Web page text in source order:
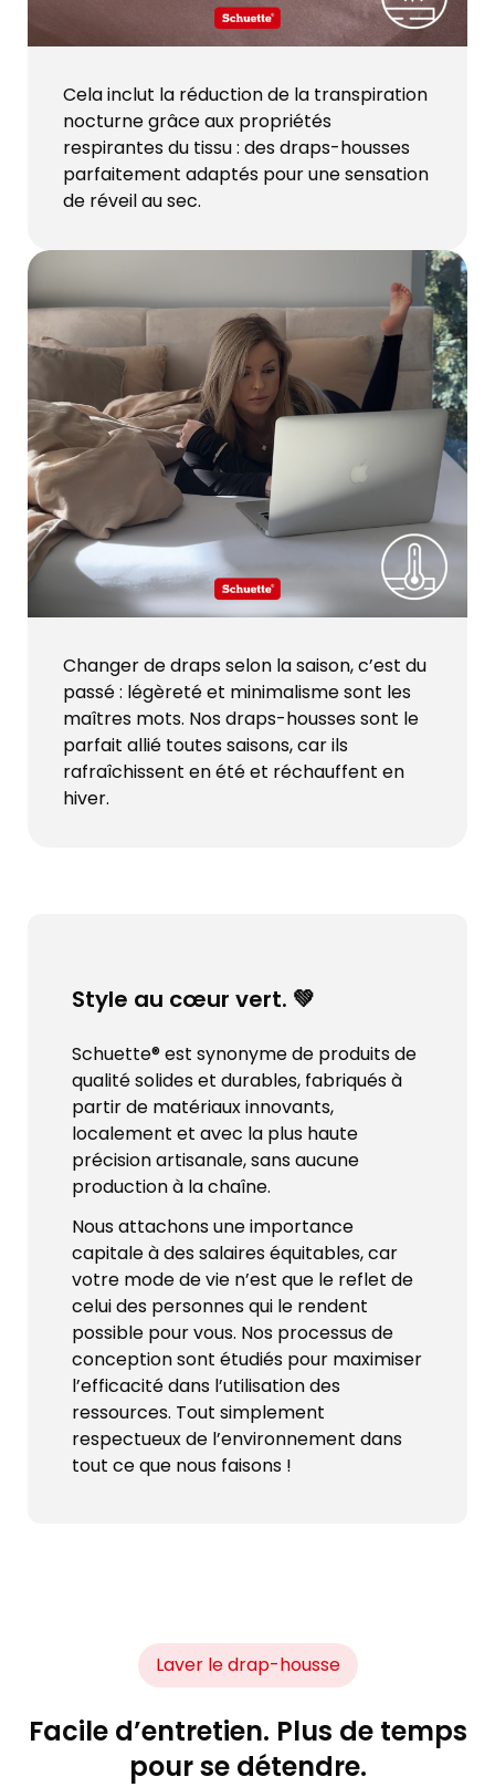
Cela inclut la réduction de la transpiration
nocturne grâce aux propriétés
respirantes du tissu : des draps-housses
parfaitement adaptés pour une sensation
de réveil au sec.
Changer de draps selon la saison, c’est du
passé : légèreté et minimalisme sont les
maîtres mots. Nos draps-housses sont le
parfait allié toutes saisons, car ils
rafraîchissent en été et réchauffent en
hiver.
Style au cœur vert. 💚
Schuette® est synonyme de produits de
qualité solides et durables, fabriqués à
partir de matériaux innovants,
localement et avec la plus haute
précision artisanale, sans aucune
production à la chaîne.
Nous attachons une importance
capitale à des salaires équitables, car
votre mode de vie n’est que le reflet de
celui des personnes qui le rendent
possible pour vous. Nos processus de
conception sont étudiés pour maximiser
l’efficacité dans l’utilisation des
ressources. Tout simplement
respectueux de l’environnement dans
tout ce que nous faisons !
Laver le drap-housse
Facile d’entretien. Plus de temps
pour se détendre.